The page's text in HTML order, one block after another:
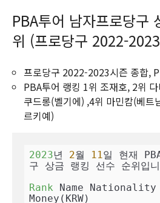
PBA투어 남자프로당구
위 (프로당구 2022-
프로당구 2022-2023시즌 종합,
PBA투어 랭킹 1위 조재호, 2위
쿠드롱(벨기에) ,4위 마민캄(베트
르키예)
2023년 2월 11일 현재
구 상금 랭킹 선수 순위입
Rank Name